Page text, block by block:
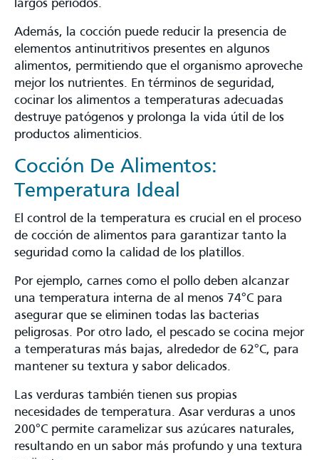
largos períodos.
Además, la cocción puede reducir la presencia de
elementos antinutritivos presentes en algunos
alimentos, permitiendo que el organismo aproveche
mejor los nutrientes​. En términos de seguridad,
cocinar los alimentos a temperaturas adecuadas
destruye patógenos y prolonga la vida útil de los
productos alimenticios.
Cocción De Alimentos:
Temperatura Ideal
El control de la temperatura es crucial en el proceso
de cocción de alimentos para garantizar tanto la
seguridad como la calidad de los platillos.
Por ejemplo, carnes como el pollo deben alcanzar
una temperatura interna de al menos 74°C para
asegurar que se eliminen todas las bacterias
peligrosas. Por otro lado, el pescado se cocina mejor
a temperaturas más bajas, alrededor de 62°C, para
mantener su textura y sabor delicados​.
Las verduras también tienen sus propias
necesidades de temperatura. Asar verduras a unos
200°C permite caramelizar sus azúcares naturales,
resultando en un sabor más profundo y una textura